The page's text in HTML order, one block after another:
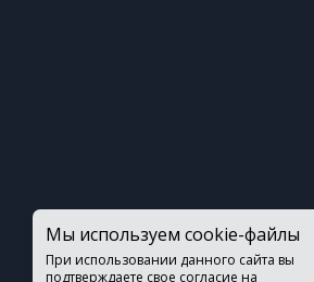
Мы используем cookie-файлы
При использовании данного сайта вы
подтверждаете свое согласие на